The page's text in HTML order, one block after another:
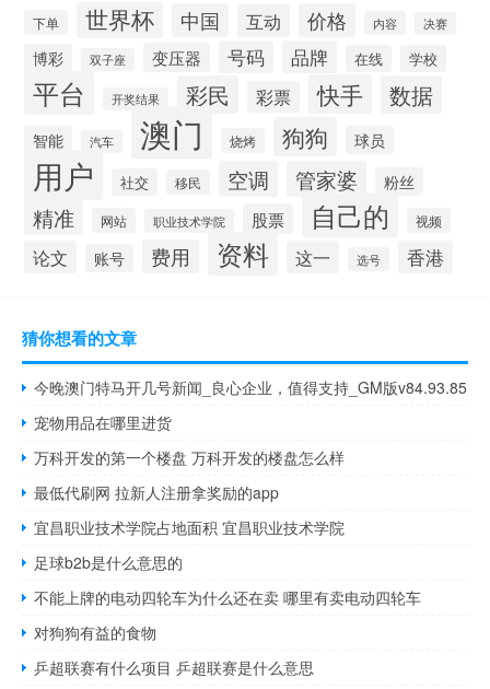
下单 世界杯 中国 互动 价格 内容 决赛
博彩 双子座 变压器 号码 品牌 在线 学校
平台 开奖结果 彩民 彩票 快手 数据
智能 汽车 澳门 烧烤 狗狗 球员
用户 社交 移民 空调 管家婆 粉丝
精准 网站 职业技术学院 股票 自己的 视频
论文 账号 费用 资料 这一 选号 香港
猜你想看的文章
今晚澳门特马开几号新闻_良心企业，值得支持_GM版v84.93.85
宠物用品在哪里进货
万科开发的第一个楼盘 万科开发的楼盘怎么样
最低代刷网 拉新人注册拿奖励的app
宜昌职业技术学院占地面积 宜昌职业技术学院
足球b2b是什么意思的
不能上牌的电动四轮车为什么还在卖 哪里有卖电动四轮车
对狗狗有益的食物
乒超联赛有什么项目 乒超联赛是什么意思